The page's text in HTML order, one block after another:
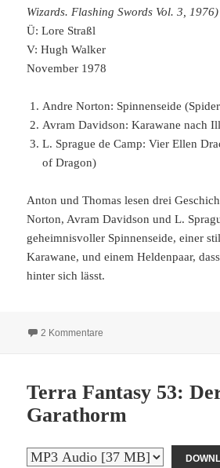
Wizards. Flashing Swords Vol. 3, 1976)
Ü: Lore Straßl
V: Hugh Walker
November 1978
Andre Norton: Spinnenseide
Avram Davidson: Karawane nach
L. Sprague de Camp: Vier Ellen
of Dragon)
Anton und Thomas lesen drei
Norton, Avram Davidson und L.
geheimnisvoller Spinnenseide, einer
Karawane, und einem Heldenpaar,
hinter sich lässt.
2 Kommentare
Terra Fantasy 53:
Garathorm